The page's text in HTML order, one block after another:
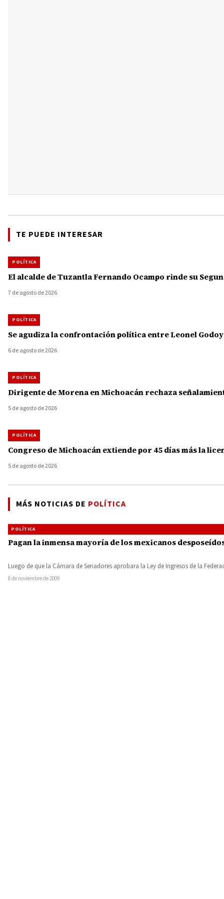
TE PUEDE INTERESAR
POLÍTICA
El alcalde de Tuzantla Fernando Ocampo rinde su
7 de agosto de 2026
POLÍTICA
Se agudiza la confrontación política entre Leonel
6 de agosto de 2026
POLÍTICA
Dirigente de Morena en Michoacán rechaza
5 de agosto de 2026
POLÍTICA
Congreso de Michoacán extiende por 45 días más la
5 de agosto de 2026
MÁS NOTICIAS DE POLÍTICA
POLÍTICA
Pagan la inmensa mayoría de los mexicanos
Luego de que la Cámara de Senadores aprobara la Ley de Ingresos de la
8 de noviembre de 2009